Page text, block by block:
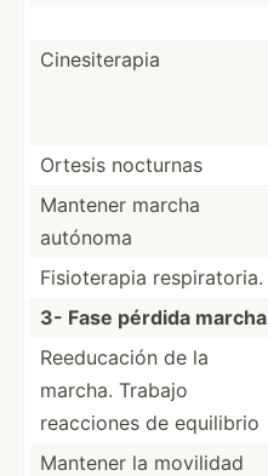
Cinesi­terapia
Ortesis nocturnas
Mantener marcha
autónoma
Fisiot­erapia respir­atoria.
3- Fase pérdida
Reeduc­ación de la
marcha. Trabajo
reacciones de equilibrio
Mantener la movilidad